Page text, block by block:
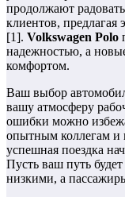
продолжают
клиентов, предлагая
[1]. Volkswagen Polo
надежностью, а
комфортом.
Ваш выбор
вашу атмосферу
ошибки можно
опытным коллегам и
успешная поездка
Пусть ваш путь
низкими, а